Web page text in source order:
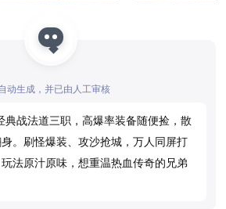
动生成，并已由人工审核
典战法道三职，高爆率装备随便捡，散
。刷怪爆装、攻沙抢城，万人同屏打
法原汁原味，想重温热血传奇的兄弟